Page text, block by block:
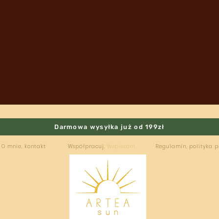
Darmowa wysyłka już od 199zł
O mnie, kontakt Współpracuj. Wspieram Regulamin, polityka
ARTEA
SUN